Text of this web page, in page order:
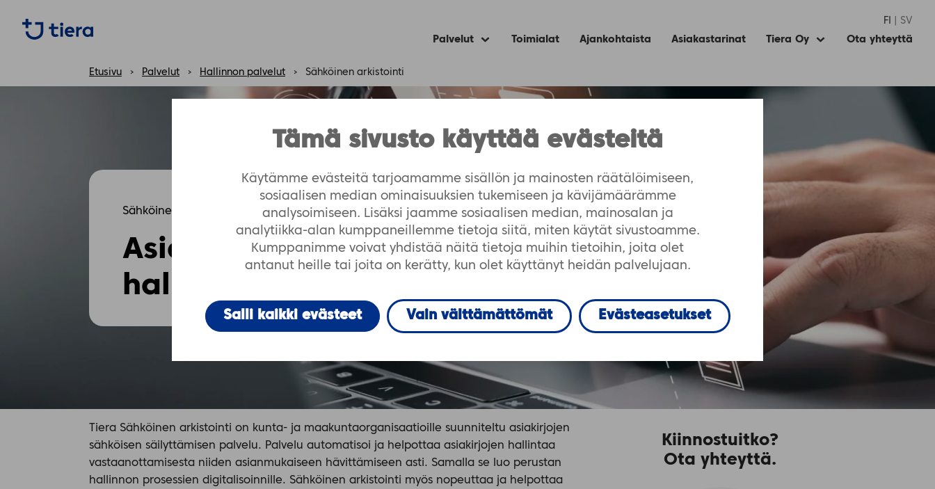
Tämä sivusto käyttää evästeitä
Käytämme evästeitä tarjoamamme sisällön ja mainosten räätälöimiseen,
sosiaalisen median ominaisuuksien tukemiseen ja kävijämäärämme
analysoimiseen. Lisäksi jaamme sosiaalisen median, mainosalan ja
analytiikka-alan kumppaneillemme tietoja siitä, miten käytät sivustoamme.
Kumppanimme voivat yhdistää näitä tietoja muihin tietoihin, joita olet
antanut heille tai joita on kerätty, kun olet käyttänyt heidän palvelujaan.
Salli kaikki evästeet Vain välttämättömät Evästeasetukset
https://tiera.fi/name FI SV
Palvelut
ExpandToimialat Ajankohtaista Asiakastarinat Tiera Oy
ExpandOta yhteyttä
Etusivu › Palvelut › Hallinnon palvelut › Sähköinen arkistointi
Sähköinen arkistointi
Asiakirjakäytäntöjen
hallintaan
Tiera Sähköinen arkistointi on kunta- ja maakuntaorganisaatioille suunniteltu asiakirjojen
sähköisen säilyttämisen palvelu. Palvelu automatisoi ja helpottaa asiakirjojen hallintaa
vastaanottamisesta niiden asianmukaiseen hävittämiseen asti. Samalla se luo perustan
hallinnon prosessien digitalisoinnille. Sähköinen arkistointi myös nopeuttaa ja helpottaa
Kiinnostuitko?
Ota yhteyttä.